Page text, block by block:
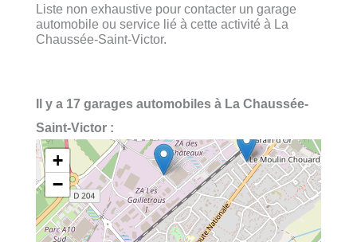
Liste non exhaustive pour contacter un garage
automobile ou service lié à cette activité à La
Chaussée-Saint-Victor.
Il y a 17 garages automobiles à La Chaussée-
Saint-Victor :
+
−